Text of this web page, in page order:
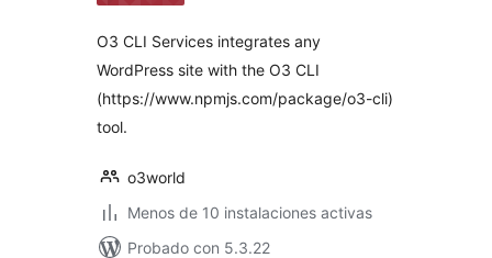
O3 CLI Services integrates any
WordPress site with the O3 CLI
(https://www.npmjs.com/package/o3-cli)
tool.
o3world
Menos de 10 instalaciones activas
Probado con 5.3.22